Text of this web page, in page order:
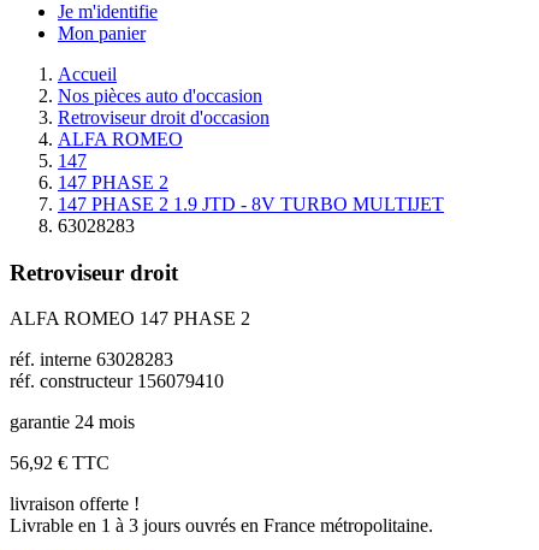
Je m'identifie
Mon panier
Accueil
Nos pièces auto d'occasion
Retroviseur droit d'occasion
ALFA ROMEO
147
147 PHASE 2
147 PHASE 2 1.9 JTD - 8V TURBO MULTIJET
63028283
Retroviseur droit
ALFA ROMEO 147 PHASE 2
réf. interne 63028283
réf. constructeur 156079410
garantie 24 mois
56,92 € TTC
livraison offerte !
Livrable en 1 à 3 jours ouvrés en France métropolitaine.